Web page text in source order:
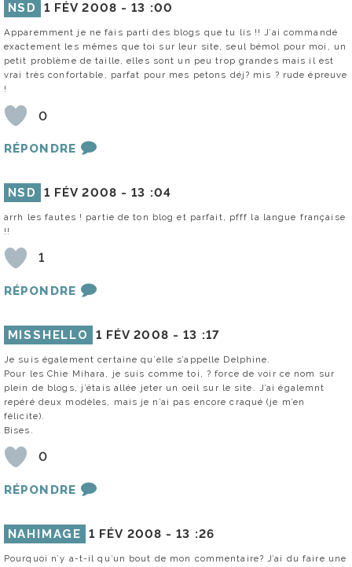
NSD 1 FÉV 2008 -13 :00
Apparemment je ne fais parti des blogs que tu lis !! J’ai commandé
exactement les mêmes que toi sur leur site, seul bémol pour moi, un
petit problème de taille, elles sont un peu trop grandes mais il est
vrai très confortable, parfat pour mes petons déj? mis ? rude épreuve
!
0
RÉPONDRE
NSD 1 FÉV 2008 -13 :04
arrh les fautes ! partie de ton blog et parfait, pfff la langue française
!!
1
RÉPONDRE
MISSHELLO 1 FÉV 2008 -13 :17
Je suis également certaine qu’elle s’appelle Delphine.
Pour les Chie Mihara, je suis comme toi, ? force de voir ce nom sur
plein de blogs, j’étais allée jeter un oeil sur le site. J’ai égalemnt
repéré deux modèles, mais je n’ai pas encore craqué (je m’en
félicite).
Bises.
0
RÉPONDRE
NAHIMAGE 1 FÉV 2008 -13 :26
Pourquoi n’y a-t-il qu’un bout de mon commentaire? J’ai du faire une